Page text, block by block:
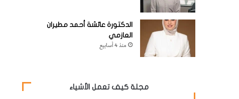
الدكتورة عائشة أحمد مطيران
العازمي
منذ 4 أسابيع
مجلة كيف تعمل الأشياء